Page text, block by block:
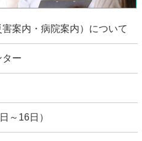
案内・病院案内）について
ター
～16日）